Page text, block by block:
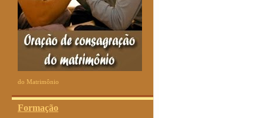
do Matrimônio
Formação